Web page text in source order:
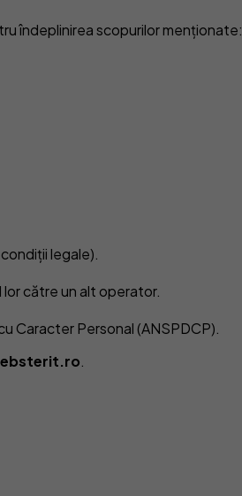
îndeplinirea scopurilor menționate:
legale).
către un alt operator.
Caracter Personal (ANSPDCP).
.